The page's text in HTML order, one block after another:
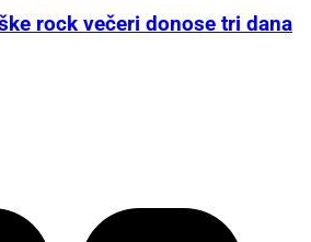
rock večeri donose tri dana